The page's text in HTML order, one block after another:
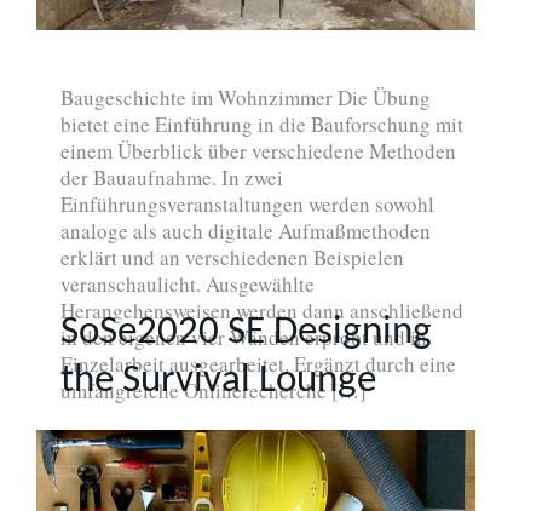
Baugeschichte im Wohnzimmer Die Übung
bietet eine Einführung in die Bauforschung mit
einem Überblick über verschiedene Methoden
der Bauaufnahme. In zwei
Einführungsveranstaltungen werden sowohl
analoge als auch digitale Aufmaßmethoden
erklärt und an verschiedenen Beispielen
veranschaulicht. Ausgewählte
Herangehensweisen werden dann anschließend
in den eigenen vier Wänden erprobt und in
Einzelarbeit ausgearbeitet. Ergänzt durch eine
umfangreiche Onlinerecherche […]
SoSe2020 SE Designing
the Survival Lounge